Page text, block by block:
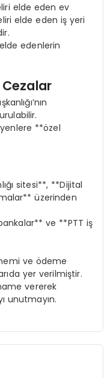
elde eden ev
elde eden iş yeri
edenlerin
**özel
sitesi**, **Dijital
üzerinden
ve **PTT iş
ve ödeme
yer verilmiştir.
vererek
unutmayın.